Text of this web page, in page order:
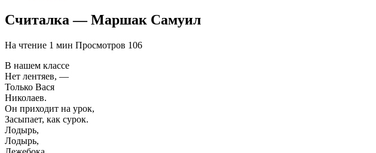
Считалка — Маршак Самуил
На чтение 1 мин Просмотров 106
В нашем классе
Нет лентяев, —
Только Вася
Николаев.
Он приходит на урок,
Засыпает, как сурок.
Лодырь,
Лодырь,